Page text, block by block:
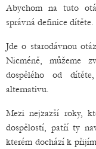
Abychom na tuto
správná definice dítěte.
Jde o starodávnou
Nicméně, můžeme
dospělého od
alternativu.
Mezi nejzazší roky,
dospělostí, patří ty
kterém dochází k